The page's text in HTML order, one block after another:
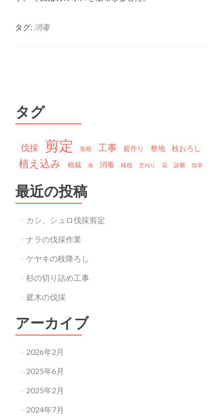
タグ: 消毒
タグ
伐採 剪定 垣根 工事 庭作り 整地 枝おろし
植え込み 植栽 海 消毒 移植 芝刈り 花 診断 除草
最近の投稿
カシ、シュロ伐採剪定
ナラの伐採作業
ケヤキの枝降ろし
杉の切り詰め工事
庭木の伐採
アーカイブ
2026年2月
2025年6月
2025年2月
2024年7月